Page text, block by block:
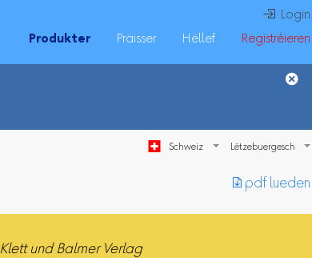
 Login
Produkter
Präisser Hëllef Registréieren
Schweiz
︎ pdf lueden
Klett und Balmer Verlag